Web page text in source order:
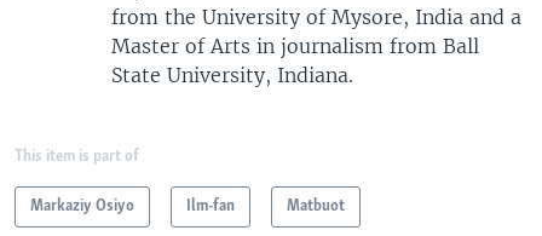
from the University of Mysore, India and a
Master of Arts in journalism from Ball
State University, Indiana.
This item is part of
Markaziy Osiyo Ilm-fan Matbuot